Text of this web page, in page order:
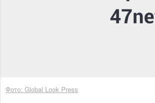
Фото: Global Look Press